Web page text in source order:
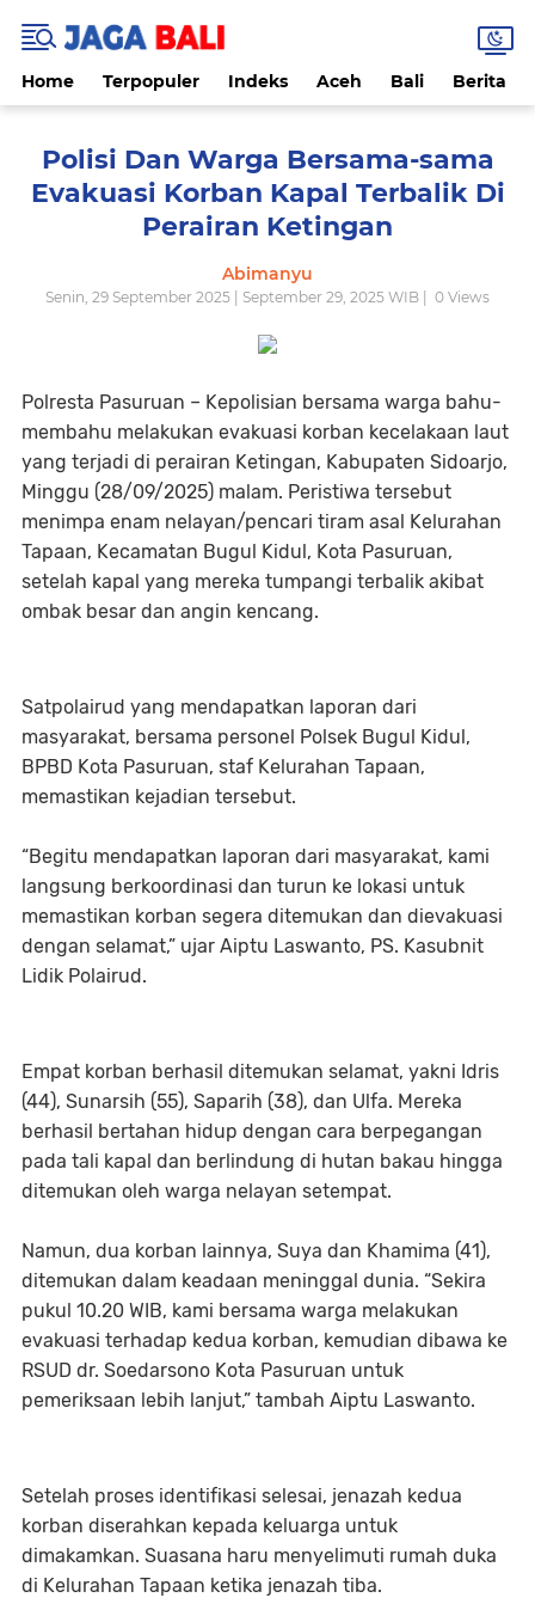
Home Terpopuler Indeks Aceh Bali Berita
Polisi Dan Warga Bersama-sama
Evakuasi Korban Kapal Terbalik Di
Perairan Ketingan
Abimanyu
Senin, 29 September 2025 | September 29, 2025 WIB | 0 Views
Polresta Pasuruan – Kepolisian bersama warga bahu-
membahu melakukan evakuasi korban kecelakaan laut
yang terjadi di perairan Ketingan, Kabupaten Sidoarjo,
Minggu (28/09/2025) malam. Peristiwa tersebut
menimpa enam nelayan/pencari tiram asal Kelurahan
Tapaan, Kecamatan Bugul Kidul, Kota Pasuruan,
setelah kapal yang mereka tumpangi terbalik akibat
ombak besar dan angin kencang.
Satpolairud yang mendapatkan laporan dari
masyarakat, bersama personel Polsek Bugul Kidul,
BPBD Kota Pasuruan, staf Kelurahan Tapaan,
memastikan kejadian tersebut.
“Begitu mendapatkan laporan dari masyarakat, kami
langsung berkoordinasi dan turun ke lokasi untuk
memastikan korban segera ditemukan dan dievakuasi
dengan selamat,” ujar Aiptu Laswanto, PS. Kasubnit
Lidik Polairud.
Empat korban berhasil ditemukan selamat, yakni Idris
(44), Sunarsih (55), Saparih (38), dan Ulfa. Mereka
berhasil bertahan hidup dengan cara berpegangan
pada tali kapal dan berlindung di hutan bakau hingga
ditemukan oleh warga nelayan setempat.
Namun, dua korban lainnya, Suya dan Khamima (41),
ditemukan dalam keadaan meninggal dunia. “Sekira
pukul 10.20 WIB, kami bersama warga melakukan
evakuasi terhadap kedua korban, kemudian dibawa ke
RSUD dr. Soedarsono Kota Pasuruan untuk
pemeriksaan lebih lanjut,” tambah Aiptu Laswanto.
Setelah proses identifikasi selesai, jenazah kedua
korban diserahkan kepada keluarga untuk
dimakamkan. Suasana haru menyelimuti rumah duka
di Kelurahan Tapaan ketika jenazah tiba.